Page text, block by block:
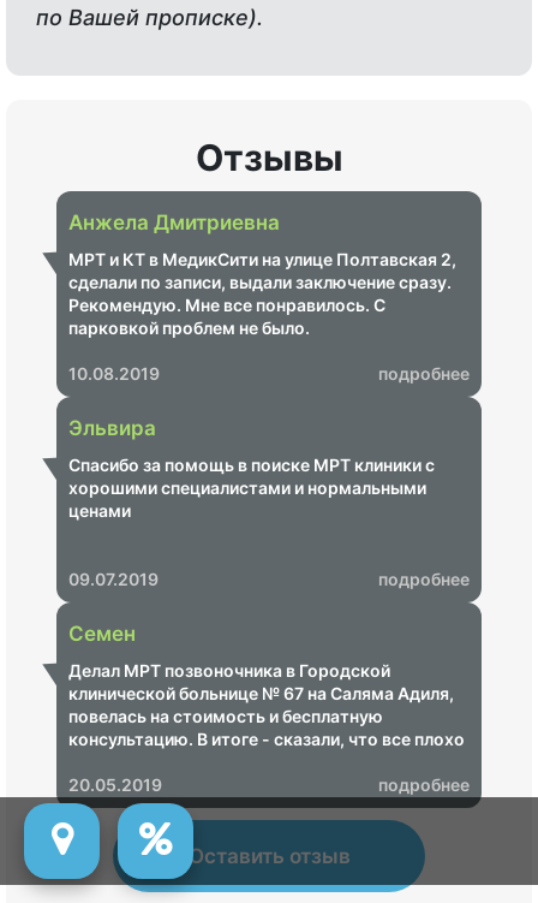
по Вашей прописке).
Отзывы
Анжела Дмитриевна
МРТ и КТ в МедикСити на улице Полтавская 2,
сделали по записи, выдали заключение сразу.
Рекомендую. Мне все понравилось. С
парковкой проблем не было.
10.08.2019 подробнее
Эльвира
Спасибо за помощь в поиске МРТ клиники с
хорошими специалистами и нормальными
ценами
09.07.2019 подробнее
Семен
Делал МРТ позвоночника в Городской
клинической больнице № 67 на Саляма Адиля,
повелась на стоимость и бесплатную
консультацию. В итоге - сказали, что все плохо
на 68 000 рублей. Показал своему неврологу -
итог - МРТ не информативное, пришлось
переделывать в другом центре, где показало,
что ничего страшного нет.
20.05.2019 подробнее
Оставить отзыв